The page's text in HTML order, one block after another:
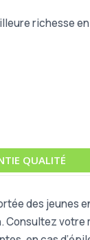
richesse
QUALITÉ
des jeunes
votre